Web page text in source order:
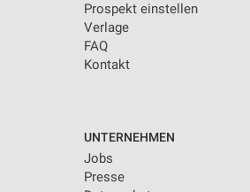
Prospekt einstellen
Verlage
FAQ
Kontakt
UNTERNEHMEN
Jobs
Presse